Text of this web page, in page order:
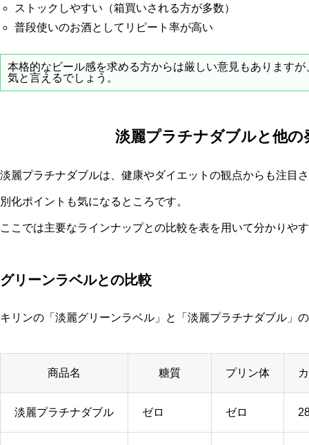
ストックしやすい（箱買いされる方が多数）
普段使いのお酒としてリピート率が高い
本格的なビール感を求める方からは厳しい意見もあります
気と言えるでしょう。
淡麗プラチナダブルと他の
淡麗プラチナダブルは、健康やダイエットの観点からも注目
別化ポイントも気になるところです。
ここでは主要なラインナップとの比較を表を用いて分かりや
グリーンラベルとの比較
キリンの「淡麗グリーンラベル」と「淡麗プラチナダブル」
商品名 糖質 プリン体
淡麗プラチナダブル ゼロ ゼロ